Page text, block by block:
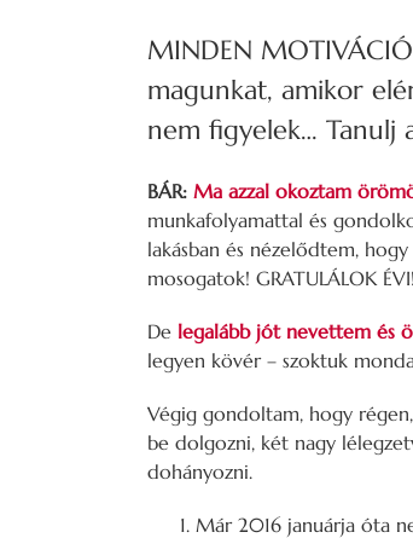
MINDEN
magunkat, amikor
nem figyelek… Tanulj
BÁR: Ma azzal okoztam
munkafolyamattal és
lakásban és nézelődtem,
mosogatok! GRATULÁLOK
De legalább jót nevettem és
legyen kövér – szoktuk
Végig gondoltam, hogy
be dolgozni, két nagy
dohányozni.
Már 2016 januárja óta